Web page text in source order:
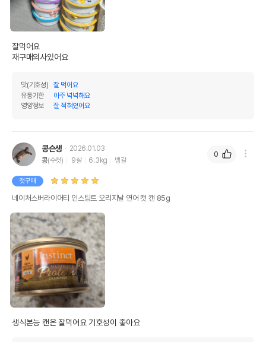
잘먹어요
재구매의사있어요
맛(기호성)
잘 먹어요
유통기한
아주 넉넉해요
영양정보
잘 적혀있어요
콩슨생
2026.01.03
콩(수컷) 9살 6.3kg 뱅갈
첫구매
네이처스버라이어티 인스팅트 오리지날 연어 캣 캔 85g
생식본능 캔은 잘먹어요 기호성이 좋아요
0